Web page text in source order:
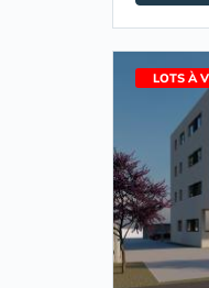
LOTS À